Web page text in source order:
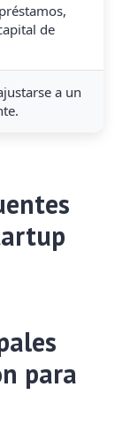
de
a un
para